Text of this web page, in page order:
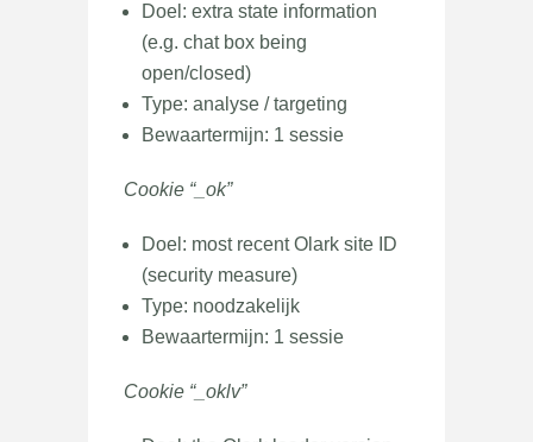
Doel: extra state information
(e.g. chat box being
open/closed)
Type: analyse / targeting
Bewaartermijn: 1 sessie
Cookie “_ok”
Doel: most recent Olark site ID
(security measure)
Type: noodzakelijk
Bewaartermijn: 1 sessie
Cookie “_oklv”